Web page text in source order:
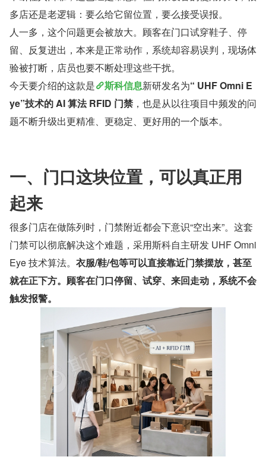
多店还是老逻辑：要么给它留位置，要么接受误报。
人一多，这个问题更会被放大。顾客在门口试穿鞋子、停
留、反复进出，本来是正常动作，系统却容易误判，现场体
验被打断，店员也要不断处理这些干扰。
今天要介绍的这款是
斯科信息新研发名为“ UHF Omni E
ye”技术的 AI 算法 RFID 门禁 ，也是从以往项目中频发的问
题不断升级出更精准、更稳定、更好用的一个版本。
一、门口这块位置，可以真正用
起来
很多门店在做陈列时，门禁附近都会下意识“空出来”。这套
门禁可以彻底解决这个难题，采用斯科自主研发 UHF Omni
Eye 技术算法。 衣服/鞋/包等可以直接靠近门禁摆放，甚至
就在正下方。顾客在门口停留、试穿、来回走动，系统不会
触发报警。